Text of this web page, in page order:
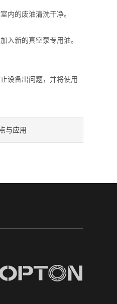
的废油清洗干净。
新的真空泵专用油。
设备出问题，并将使用
与应用